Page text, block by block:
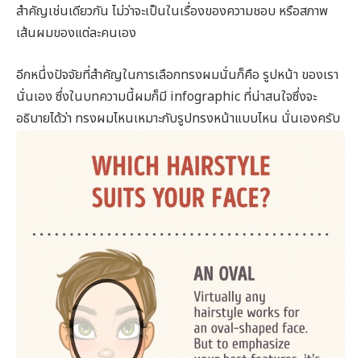
สำคัญเช่นเดียวกัน ไม่ว่าจะเป็นในเรื่องของความชอบ หรือสภาพ
เส้นผมของแต่ละคนเอง
อีกหนึ่งปัจจัยที่สำคัญในการเลือกทรงผมนั่นก็คือ รูปหน้า ของเรา
นั่นเอง ซึ่งในบทความนี้ผมก็มี infographic ที่น่าสนใจซึ่งจะ
อธิบายได้ว่า ทรงผมไหนเหมาะกับรูปทรงหน้าแบบไหน นั่นเองครับ